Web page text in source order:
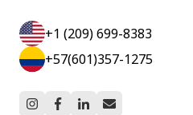
+1 (209) 699-8383
+57(601)357-1275